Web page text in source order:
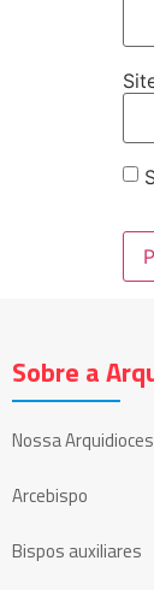
Sobre a
Nossa
Arcebispo
Bispos auxiliares